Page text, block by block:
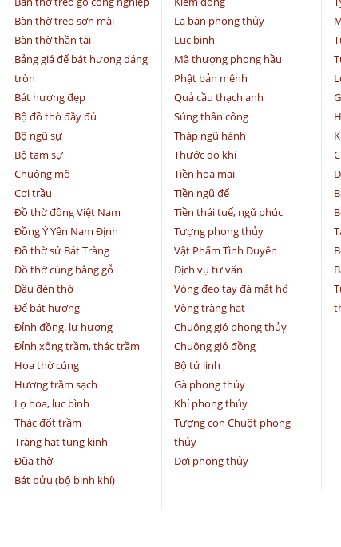
Bàn thờ treo sơn mài
Bàn thờ thần tài
Bảng giá đế bát hương dáng
tròn
Bát hương đẹp
Bộ đồ thờ đầy đủ
Bộ ngũ sự
Bộ tam sự
Chuông mõ
Cơi trầu
Đồ thờ đồng Việt Nam
Đồng Ý Yên Nam Định
Đồ thờ sứ Bát Tràng
Đồ thờ cúng bằng gỗ
Dầu đèn thờ
Đế bát hương
Đỉnh đồng. lư hương
Đỉnh xông trầm, thác trầm
Hoa thờ cúng
Hương trầm sạch
Lọ hoa, lục bình
Thác đốt trầm
Tràng hạt tụng kinh
Đũa thờ
Bát bửu (bộ binh khí)
La bàn phong thủy
Lục bình
Mã thượng phong hầu
Phật bản mệnh
Quả cầu thạch anh
Súng thần công
Tháp ngũ hành
Thước đo khí
Tiền hoa mai
Tiền ngũ đế
Tiền thái tuế, ngũ phúc
Tượng phong thủy
Vật Phẩm Tình Duyên
Dịch vụ tư vấn
Vòng đeo tay đá mắt hổ
Vòng tràng hạt
Chuông gió phong thủy
Chuông gió đồng
Bộ tứ linh
Gà phong thủy
Khỉ phong thủy
Tượng con Chuột phong
thủy
Dơi phong thủy